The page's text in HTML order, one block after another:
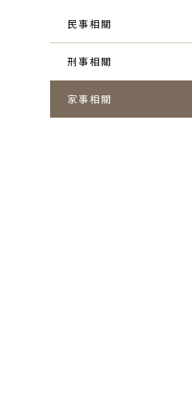
民事相關
刑事相關
家事相關